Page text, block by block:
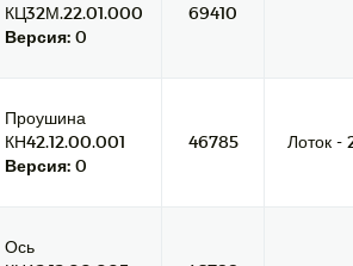
КЦ32М.22.01.000
Версия: 0
69410
Проушина
КН42.12.00.001
Версия: 0
46785 Лоток -
Ось